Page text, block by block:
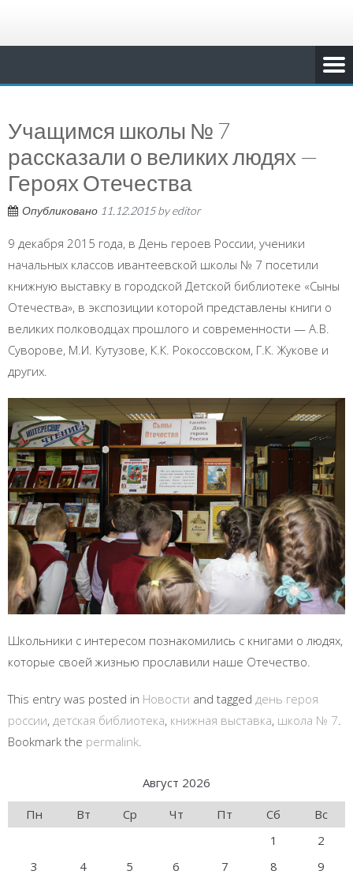
Учащимся школы № 7
рассказали о великих людях —
Героях Отечества
Опубликовано 11.12.2015byeditor
9 декабря 2015 года, в День героев России, ученики
начальных классов ивантеевской школы № 7 посетили
книжную выставку в городской Детской библиотеке «Сыны
Отечества», в экспозиции которой представлены книги о
великих полководцах прошлого и современности — А.В.
Суворове, М.И. Кутузове, К.К. Рокоссовском, Г.К. Жукове и
других.
Школьники с интересом познакомились с книгами о людях,
которые своей жизнью прославили наше Отечество.
This entry was posted in Новости and tagged день героя
россии, детская библиотека, книжная выставка, школа № 7.
Bookmark the permalink.
Август 2026
Пн
Вт Ср Чт Пт Сб
Вс
1
2
3
4 5 6 7 8
9